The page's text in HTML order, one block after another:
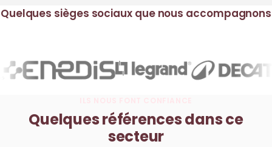
Quelques sièges sociaux que nous accompagnons
Quelques références dans ce
secteur